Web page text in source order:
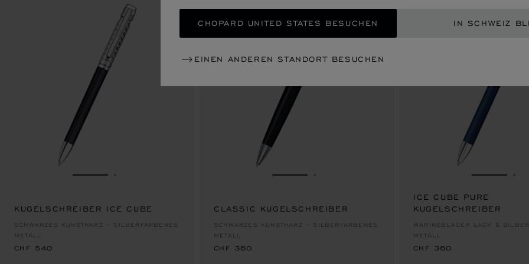
CHOPARD UNITED STATES BESUCHEN IN SCHWEIZ
EINEN ANDEREN STANDORT BESUCHEN
ZUR FOLIE GEHEN 1
KUGELSCHREIBER ICE CUBE
SCHWARZES KUNSTHARZ – SILBERFARBENES
METALL
CHF 540
ZUR FOLIE GEHEN 1
CLASSIC KUGELSCHREIBER
SCHWARZES KUNSTHARZ – SILBERFARBENES
METALL
CHF 360
ZUR
ICE CUBE PURE
KUGELSCHREIBER
MARINEBLAUER LACK &
METALL
CHF 360